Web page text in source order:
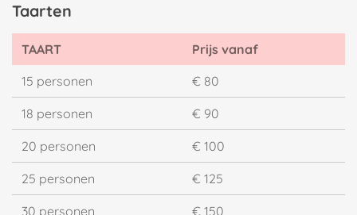
Taarten
TAART
Prijs vanaf
15 personen
€ 80
18 personen € 90
20 personen € 100
25 personen € 125
30 personen € 150